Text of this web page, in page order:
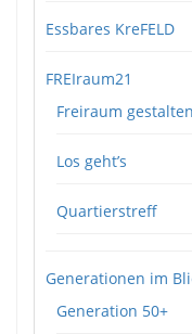
Essbares KreFELD
FREIraum21
Freiraum gestalten
Los geht’s
Quartierstreff
Generationen im
Generation 50+